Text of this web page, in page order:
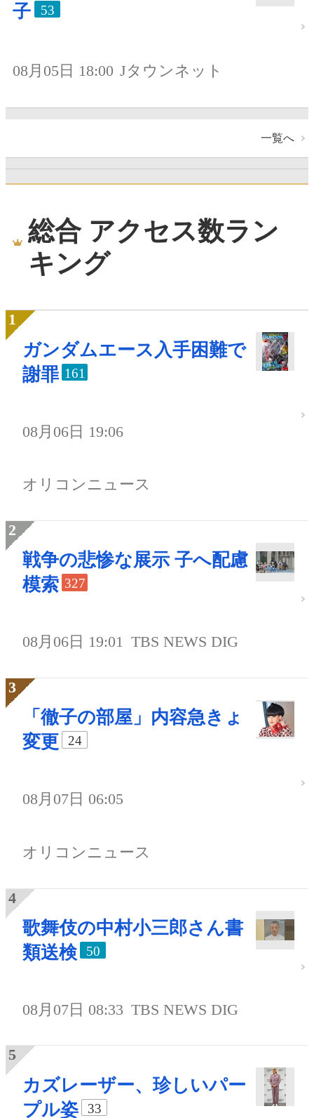
子
53
08月05日 18:00 Jタウンネット
一覧へ
総合 アクセス数ラン
キング
ガンダムエース入手困難で
謝罪 161
08月06日 19:06
オリコンニュース
戦争の悲惨な展示 子へ配慮
模索 327
08月06日 19:01 TBS NEWS DIG
「徹子の部屋」内容急きょ
変更
24
08月07日 06:05
オリコンニュース
歌舞伎の中村小三郎さん書
類送検
50
08月07日 08:33 TBS NEWS DIG
カズレーザー、珍しいパー
プル姿
33